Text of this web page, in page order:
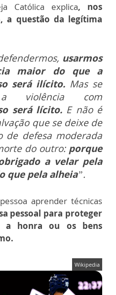
Católica explica, nos
a questão da legítima
usarmos
maior do que a
será ilícito. Mas se
a violência com
será lícito. E não é
que se deixe de
de defesa moderada
do outro: porque
a velar pela
que pela alheia”.
aprender técnicas
pessoal para proteger
a honra ou os bens
Wikipedia